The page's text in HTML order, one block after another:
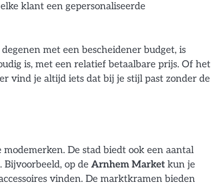
klant een gepersonaliseerde
met een bescheidener budget, is
is, met een relatief betaalbare prijs. Of het
vind je altijd iets dat bij je stijl past zonder de
De stad biedt ook een aantal
op de Arnhem Market kun je
vinden. De marktkramen bieden